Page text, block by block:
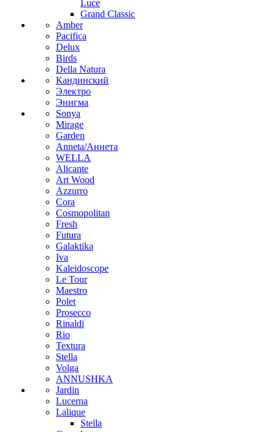
Luce
Grand Classic
Amber
Pacifica
Delux
Birds
Della Natura
Кандинский
Электро
Энигма
Sonya
Mirage
Garden
Anneta/Аннета
WELLA
Alicante
Art Wood
Azzurro
Cora
Cosmopolitan
Fresh
Futura
Galaktika
Iva
Kaleidoscope
Le Tour
Maestro
Polet
Prosecco
Rinaldi
Rio
Textura
Stella
Volga
ANNUSHKA
Jardin
Lucerna
Lalique
Stella